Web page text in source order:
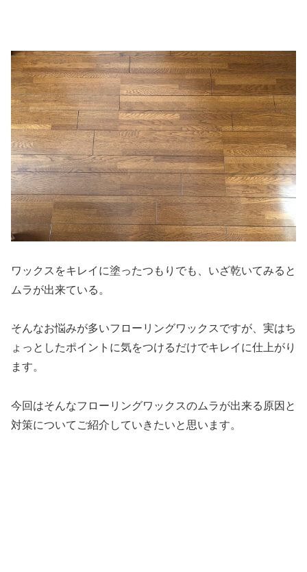
ワックスをキレイに塗ったつもりでも、いざ乾いてみると
ムラが出来ている。
そんなお悩みが多いフローリングワックスですが、実はち
ょっとしたポイントに気をつけるだけでキレイに仕上がり
ます。
今回はそんなフローリングワックスのムラが出来る原因と
対策についてご紹介していきたいと思います。